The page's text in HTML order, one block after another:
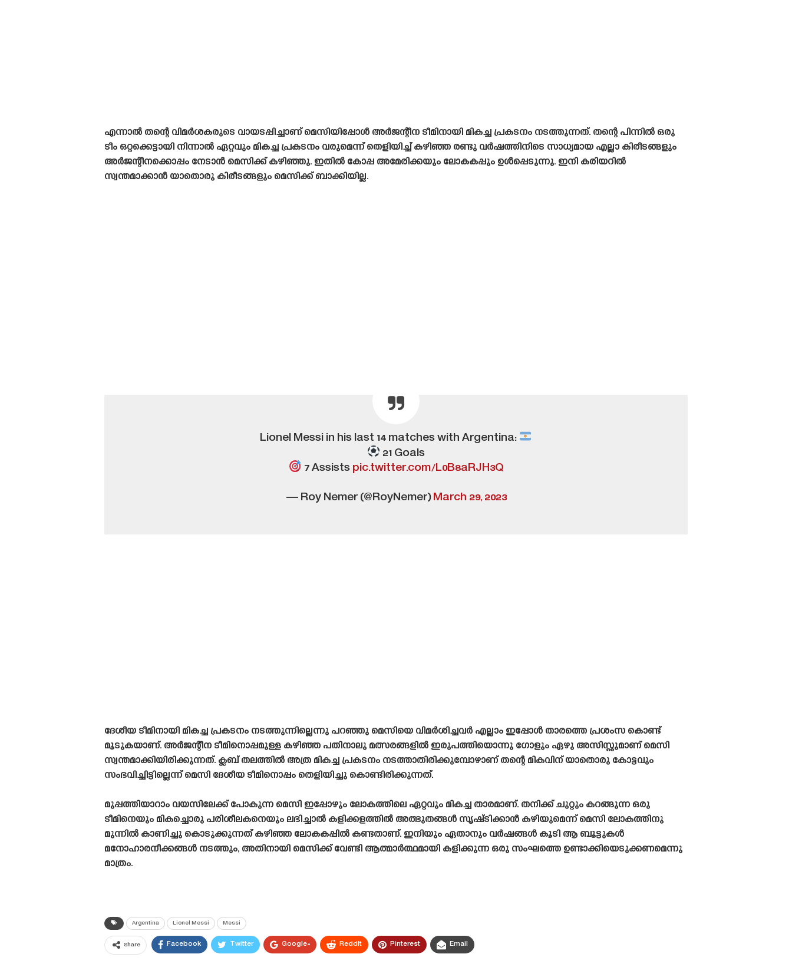
എന്നാൽ തന്റെ വിമർശകരുടെ വായടപ്പിച്ചാണ് മെസിയിപ്പോൾ അർജന്റീന ടീമിനായി മികച്ച പ്രകടനം നടത്തുന്നത്. തന്റെ പിന്നിൽ ഒരു
ടീം ഒറ്റക്കെട്ടായി നിന്നാൽ ഏറ്റവും മികച്ച പ്രകടനം വരുമെന്ന് തെളിയിച്ച് കഴിഞ്ഞ രണ്ടു വർഷത്തിനിടെ സാധ്യമായ എല്ലാ കിരീടങ്ങളും
അർജന്റീനക്കൊപ്പം നേടാൻ മെസിക്ക് കഴിഞ്ഞു. ഇതിൽ കോപ്പ അമേരിക്കയും ലോകകപ്പും ഉൾപ്പെടുന്നു. ഇനി കരിയറിൽ
സ്വന്തമാക്കാൻ യാതൊരു കിരീടങ്ങളും മെസിക്ക് ബാക്കിയില്ല.
Lionel Messi in his last 14 matches with Argentina:
21 Goals
7 Assists pic.twitter.com/L0B8aRJH3Q
— Roy Nemer (@RoyNemer)March 29, 2023
ദേശീയ ടീമിനായി മികച്ച പ്രകടനം നടത്തുന്നില്ലെന്നു പറഞ്ഞു മെസിയെ വിമർശിച്ചവർ എല്ലാം ഇപ്പോൾ താരത്തെ പ്രശംസ കൊണ്ട്
മൂടുകയാണ്. അർജന്റീന ടീമിനൊപ്പമുള്ള കഴിഞ്ഞ പതിനാലു മത്സരങ്ങളിൽ ഇരുപത്തിയൊന്നു ഗോളും ഏഴു അസിസ്റ്റുമാണ് മെസി
സ്വന്തമാക്കിയിരിക്കുന്നത്. ക്ലബ് തലത്തിൽ അത്ര മികച്ച പ്രകടനം നടത്താതിരിക്കുമ്പോഴാണ് തന്റെ മികവിന് യാതൊരു കോട്ടവും
സംഭവിച്ചിട്ടില്ലെന്ന് മെസി ദേശീയ ടീമിനൊപ്പം തെളിയിച്ചു കൊണ്ടിരിക്കുന്നത്.
മുപ്പത്തിയാറാം വയസിലേക്ക് പോകുന്ന മെസി ഇപ്പോഴും ലോകത്തിലെ ഏറ്റവും മികച്ച താരമാണ്. തനിക്ക് ചുറ്റും കറങ്ങുന്ന ഒരു
ടീമിനെയും മികച്ചൊരു പരിശീലകനെയും ലഭിച്ചാൽ കളിക്കളത്തിൽ അത്ഭുതങ്ങൾ സൃഷ്‌ടിക്കാൻ കഴിയുമെന്ന് മെസി ലോകത്തിനു
മുന്നിൽ കാണിച്ചു കൊടുക്കുന്നത് കഴിഞ്ഞ ലോകകപ്പിൽ കണ്ടതാണ്. ഇനിയും ഏതാനും വർഷങ്ങൾ കൂടി ആ ബൂട്ടുകൾ
മനോഹാരനീക്കങ്ങൾ നടത്തും, അതിനായി മെസിക്ക് വേണ്ടി ആത്മാർത്ഥമായി കളിക്കുന്ന ഒരു സംഘത്തെ ഉണ്ടാക്കിയെടുക്കണമെന്നു
മാത്രം.
Argentina Lionel Messi Messi
Share Facebook Twitter Google+ ReddIt Pinterest Email